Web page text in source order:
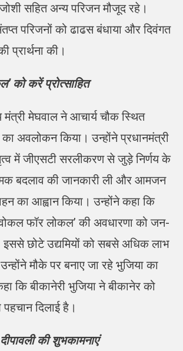
सहित अन्य परिजन मौजूद रहे।
परिजनों को ढाढस बंधाया और दिवंगत
प्रार्थना की।
को करें प्रोत्साहित
मंत्री मेघवाल ने आचार्य चौक स्थित
अवलोकन किया। उन्होंने प्रधानमंत्री
में जीएसटी सरलीकरण से जुड़े निर्णय के
बदलाव की जानकारी ली और आमजन
का आह्वान किया। उन्होंने कहा कि
फॉर लोकल’ की अवधारणा को जन-
छोटे उद्यमियों को सबसे अधिक लाभ
मौके पर बनाए जा रहे भुजिया का
कि बीकानेरी भुजिया ने बीकानेर को
दिलाई है।
की शुभकामनाएं